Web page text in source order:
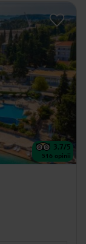
3.7/5
516 opinii